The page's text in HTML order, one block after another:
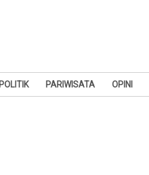
POLITIK PARIWISATA OPINI